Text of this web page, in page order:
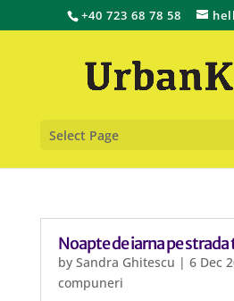
+40 723 68 78 58
Select Page
Noapte de iarna pe strada
by Sandra Ghitescu | 6 Dec
compuneri